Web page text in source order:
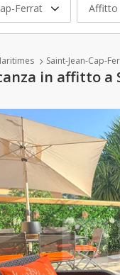
Ferrat Affitto
Saint-Jean-Cap-
in affitto a